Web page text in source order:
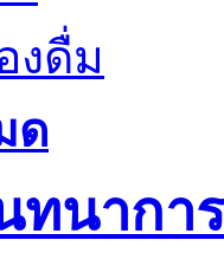
งดื่ม
ด
ทนาการ